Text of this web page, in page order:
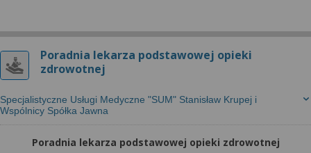
Poradnia lekarza podstawowej opieki
zdrowotnej
Specjalistyczne Usługi Medyczne "SUM" Stanisław Krupej i
Wspólnicy Spółka Jawna
Poradnia lekarza podstawowej opieki zdrowotnej